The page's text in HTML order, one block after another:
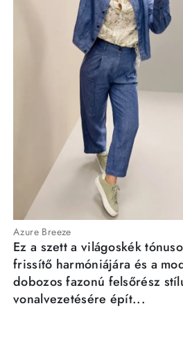
Azure Breeze
Ez a szett a világoskék
frissítő harmóniájára és a
dobozos fazonú felsőrész
vonalvezetésére épít...